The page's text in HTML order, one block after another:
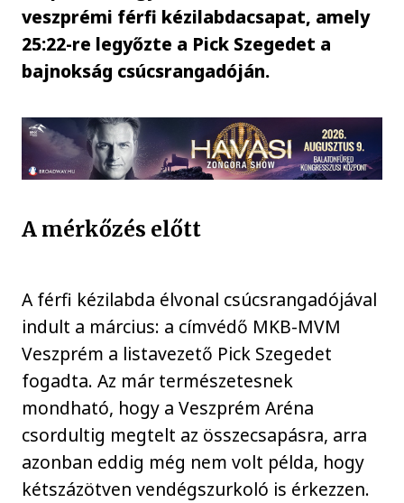
veszprémi férfi kézilabdacsapat, amely
25:22-re legyőzte a Pick Szegedet a
bajnokság csúcsrangadóján.
A mérkőzés előtt
A férfi kézilabda élvonal csúcsrangadójával
indult a március: a címvédő MKB-MVM
Veszprém a listavezető Pick Szegedet
fogadta. Az már természetesnek
mondható, hogy a Veszprém Aréna
csordultig megtelt az összecsapásra, arra
azonban eddig még nem volt példa, hogy
kétszázötven vendégszurkoló is érkezzen.